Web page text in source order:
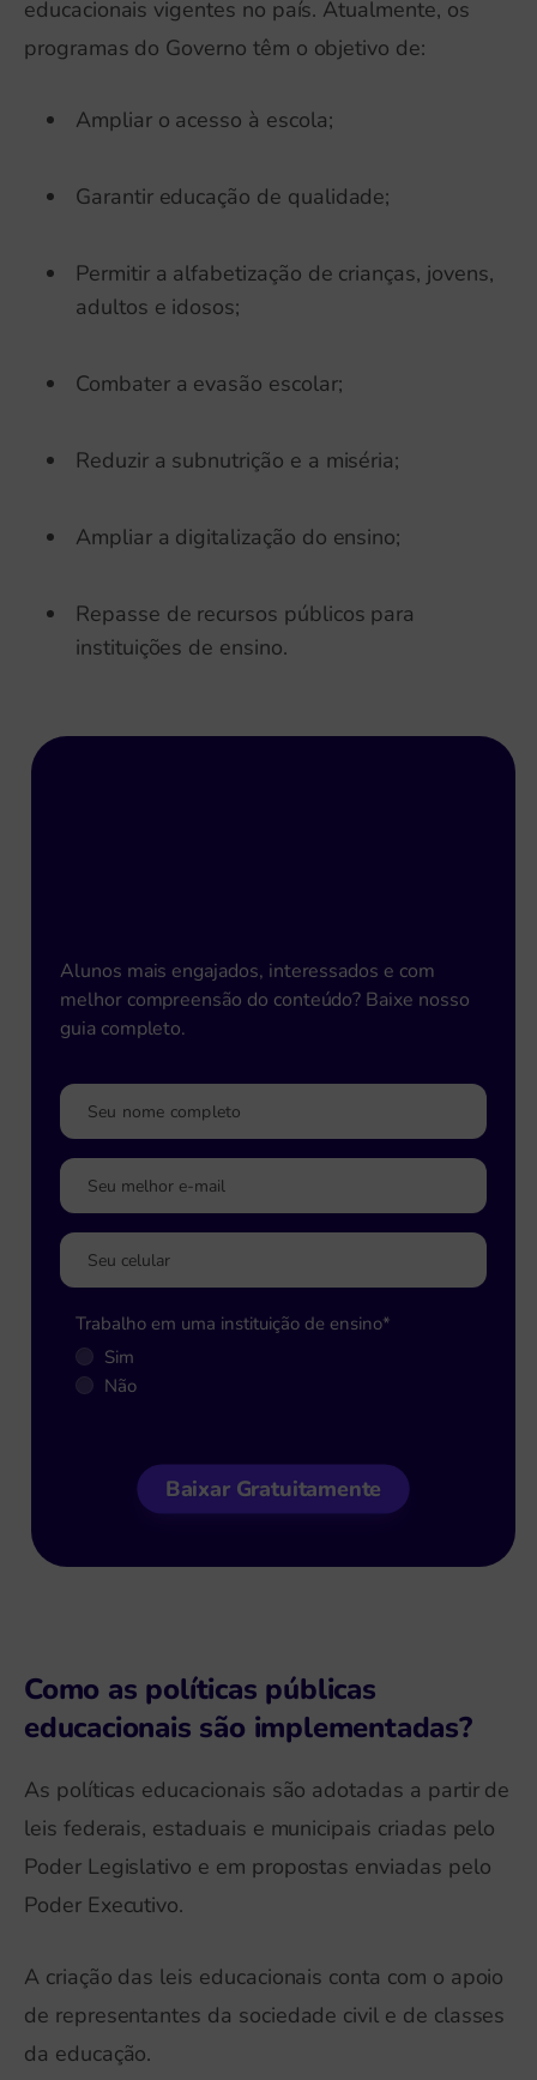
educacionais vigentes no país. Atualmente, os
programas do Governo têm o objetivo de:
Ampliar o acesso à escola;
Garantir educação de qualidade;
Permitir a alfabetização de crianças, jovens,
adultos e idosos;
Combater a evasão escolar;
Reduzir a subnutrição e a miséria;
Ampliar a digitalização do ensino;
Repasse de recursos públicos para
instituições de ensino.
Alunos mais engajados, interessados e com
melhor compreensão do conteúdo? Baixe nosso
guia completo.
Trabalho em uma instituição de ensino*
Sim
Não
Baixar Gratuitamente
Como as políticas públicas
educacionais são implementadas?
As políticas educacionais são adotadas a partir de
leis federais, estaduais e municipais criadas pelo
Poder Legislativo e em propostas enviadas pelo
Poder Executivo.
A criação das leis educacionais conta com o apoio
de representantes da sociedade civil e de classes
da educação.